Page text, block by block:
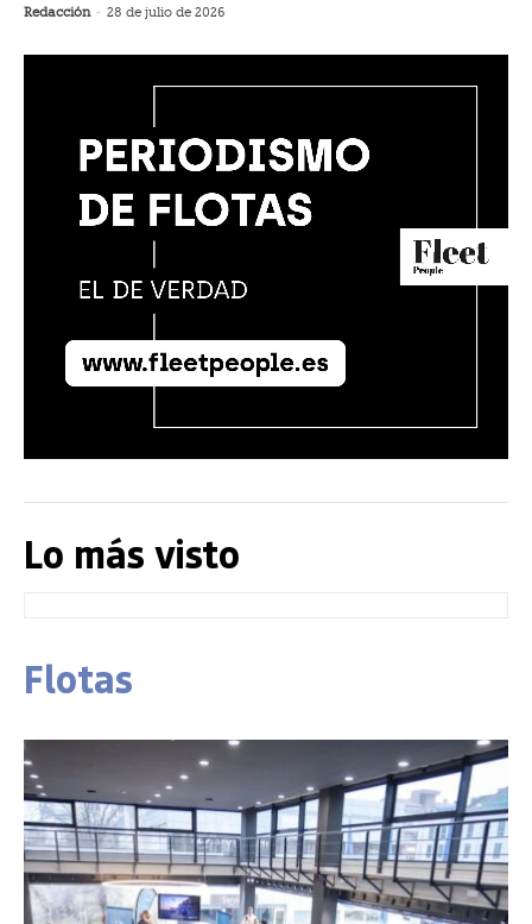
Redacción - 28 de julio de 2026
Lo más visto
Flotas